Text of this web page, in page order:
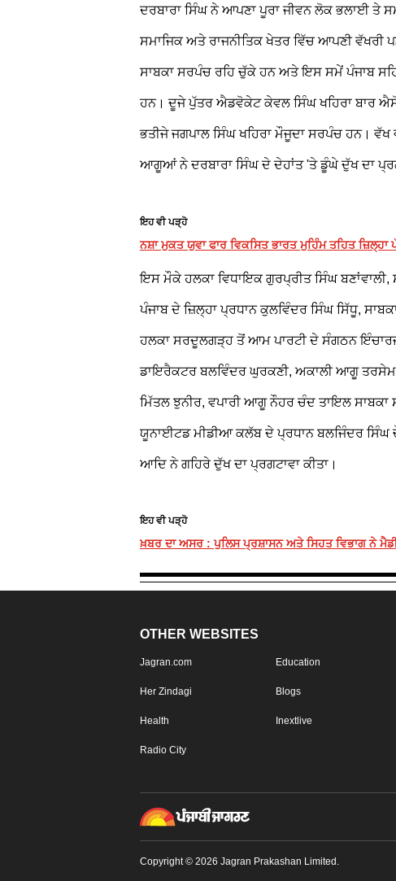
ਦਰਬਾਰਾ ਸਿੰਘ ਨੇ ਆਪਣਾ ਪੂਰਾ ਜੀਵਨ ਲੋਕ ਭਲਾਈ ਤੇ
ਸਮਾਜਿਕ ਅਤੇ ਰਾਜਨੀਤਿਕ ਖੇਤਰ ਵਿੱਚ ਆਪਣੀ
ਸਾਬਕਾ ਸਰਪੰਚ ਰਹਿ ਚੁੱਕੇ ਹਨ ਅਤੇ ਇਸ ਸਮੇਂ ਪੰਜਾਬ
ਹਨ। ਦੂਜੇ ਪੁੱਤਰ ਐਡਵੋਕੇਟ ਕੇਵਲ ਸਿੰਘ ਖਹਿਰਾ ਬਾਰ
ਭਤੀਜੇ ਜਗਪਾਲ ਸਿੰਘ ਖਹਿਰਾ ਮੌਜੂਦਾ ਸਰਪੰਚ ਹਨ।
ਆਗੂਆਂ ਨੇ ਦਰਬਾਰਾ ਸਿੰਘ ਦੇ ਦੇਹਾਂਤ 'ਤੇ ਡੂੰਘੇ ਦੁੱਖ ਦਾ
ਇਹ ਵੀ ਪੜ੍ਹੋ
ਨਸ਼ਾ ਮੁਕਤ ਯੁਵਾ ਫਾਰ ਵਿਕਸਿਤ ਭਾਰਤ ਮੁਹਿੰਮ ਤਹਿਤ
ਇਸ ਮੌਕੇ ਹਲਕਾ ਵਿਧਾਇਕ ਗੁਰਪ੍ਰੀਤ ਸਿੰਘ ਬਣਾਂਵਾਲੀ,
ਪੰਜਾਬ ਦੇ ਜ਼ਿਲ੍ਹਾ ਪ੍ਰਧਾਨ ਕੁਲਵਿੰਦਰ ਸਿੰਘ ਸਿੱਧੂ,
ਹਲਕਾ ਸਰਦੂਲਗੜ੍ਹ ਤੋਂ ਆਮ ਪਾਰਟੀ ਦੇ ਸੰਗਠਨ
ਡਾਇਰੈਕਟਰ ਬਲਵਿੰਦਰ ਘੁਰਕਣੀ, ਅਕਾਲੀ ਆਗੂ ਤਰਸੇਮ
ਮਿੱਤਲ ਝੁਨੀਰ, ਵਪਾਰੀ ਆਗੂ ਨੌਹਰ ਚੰਦ ਤਾਇਲ
ਯੂਨਾਈਟਡ ਮੀਡੀਆ ਕਲੱਬ ਦੇ ਪ੍ਰਧਾਨ ਬਲਜਿੰਦਰ ਸਿੰਘ
ਆਦਿ ਨੇ ਗਹਿਰੇ ਦੁੱਖ ਦਾ ਪ੍ਰਗਟਾਵਾ ਕੀਤਾ।
ਇਹ ਵੀ ਪੜ੍ਹੋ
ਖ਼ਬਰ ਦਾ ਅਸਰ : ਪੁਲਿਸ ਪ੍ਰਸ਼ਾਸਨ ਅਤੇ ਸਿਹਤ ਵਿਭਾਗ ਨੇ
OTHER WEBSITES
Jagran.com Education
Her Zindagi Blogs
Health Inextlive
Radio City
Copyright © 2026 Jagran Prakashan Limited.